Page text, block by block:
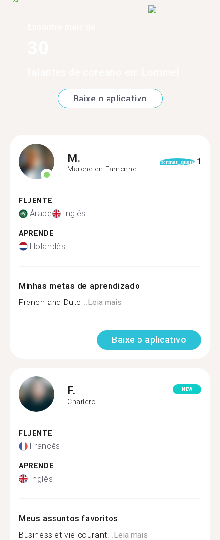
Baixe o aplicativo
M.
Marche-en-Famenne
format_quote 1
FLUENTE
Árabe Inglês
APRENDE
Holandês
Minhas metas de aprendizado
French and Dutc... Leia mais
Baixe o aplicativo
F.
Charleroi
NEW
FLUENTE
Francês
APRENDE
Inglês
Meus assuntos favoritos
Business et vie courant... Leia mais